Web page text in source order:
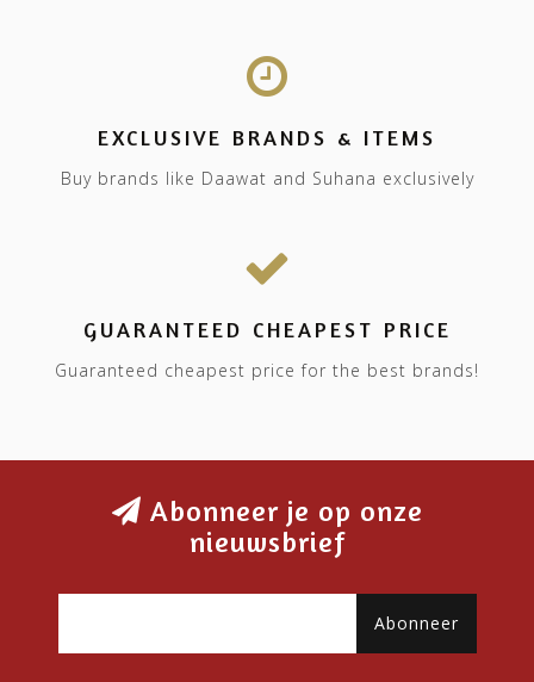
EXCLUSIVE BRANDS & ITEMS
Buy brands like Daawat and Suhana exclusively
GUARANTEED CHEAPEST PRICE
Guaranteed cheapest price for the best brands!
Abonneer je op onze
nieuwsbrief
Abonneer